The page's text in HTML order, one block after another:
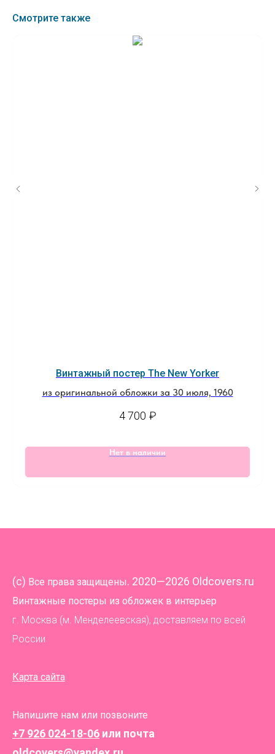
Смотрите также
Винтажный постер The New Yorker
из оригинальной обложки за 30 июля, 1960
4 700 ₽
Нет в наличии
(c) Все права защищены. 2020—2026 Oldcovers.ru
Винтажные постеры из обложек в интерьер
г. Москва (м. Менделеевская), доставляем по всей
России
Карта сайта
Напишите нам или позвоните
+7 926 024-18-06 или почта